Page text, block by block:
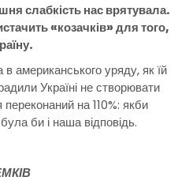
слабкість нас врятувала.
«козачків» для того,
американського уряду, як їй
Україні не створювати
на 110%: якби
би і наша відповідь.